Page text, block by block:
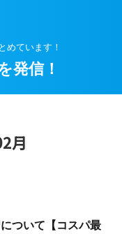
めています！
発信！
月
ついて【コスパ最